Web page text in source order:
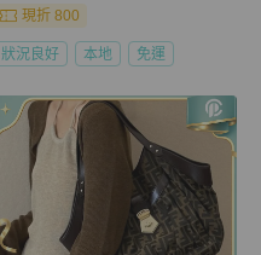
現折 800
狀況良好 本地 免運